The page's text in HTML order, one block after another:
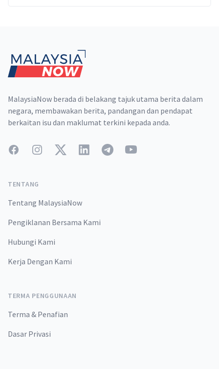
MalaysiaNow berada di belakang tajuk utama berita dalam
negara, membawakan berita, pandangan dan pendapat
berkaitan isu dan maklumat terkini kepada anda.
FacebookInstagramTwitterLinkedInTelegramYouTube
TENTANG
Tentang MalaysiaNow
Pengiklanan Bersama Kami
Hubungi Kami
Kerja Dengan Kami
TERMA PENGGUNAAN
Terma & Penafian
Dasar Privasi